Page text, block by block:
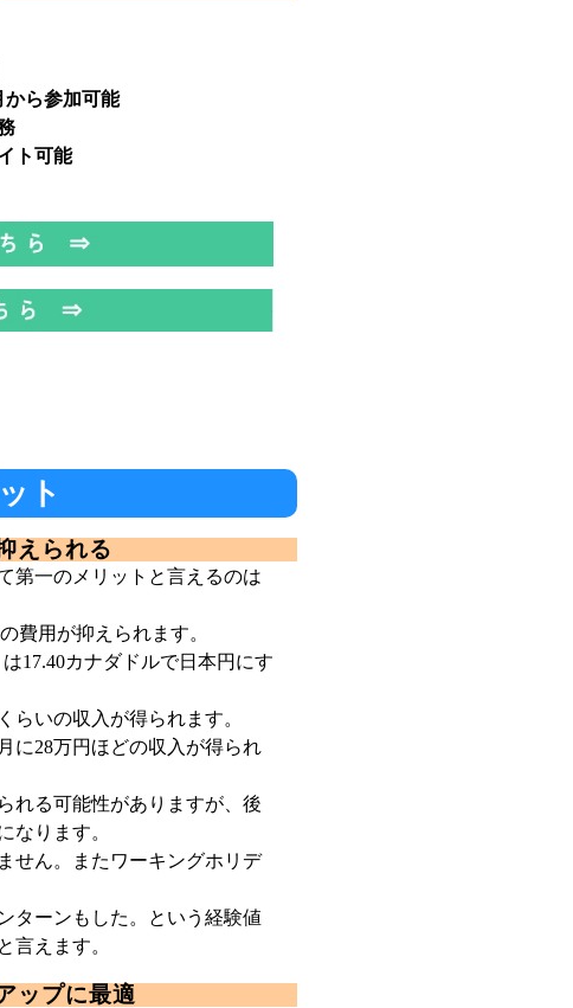
から参加可能
ト可能
ト
えられる
第一のメリットと言えるのは
費用が抑えられます。
17.40カナダドルで日本円にす
らいの収入が得られます。
に28万円ほどの収入が得られ
れる可能性がありますが、後
なります。
せん。またワーキングホリデ
ターンもした。という経験値
言えます。
ップに最適